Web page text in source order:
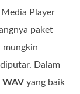
Player
paket
mungkin
Dalam
WAV yang baik